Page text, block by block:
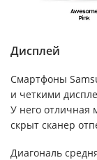
Дисплей
Смартфоны
и четкими
У него отличная
скрыт сканер
Диагональ